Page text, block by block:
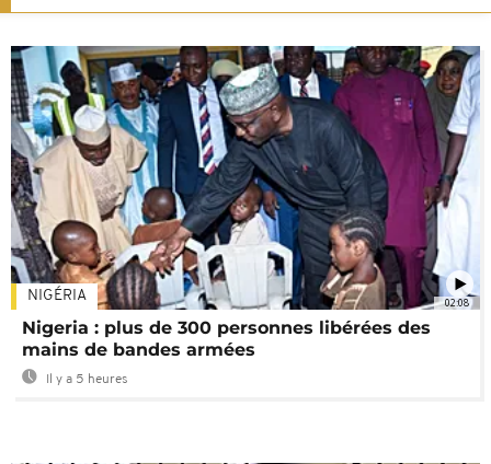
02:08
NIGÉRIA
Nigeria : plus de 300 personnes libérées des
mains de bandes armées
Il y a 5 heures